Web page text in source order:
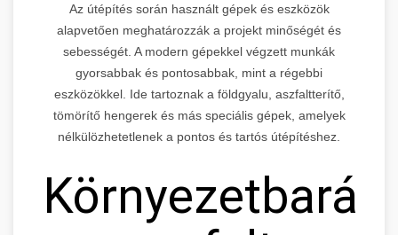
Az útépítés során használt gépek és eszközök
alapvetően meghatározzák a projekt minőségét és
sebességét. A modern gépekkel végzett munkák
gyorsabbak és pontosabbak, mint a régebbi
eszközökkel. Ide tartoznak a földgyalu, aszfaltterítő,
tömörítő hengerek és más speciális gépek, amelyek
nélkülözhetetlenek a pontos és tartós útépítéshez.
Környezetbarát